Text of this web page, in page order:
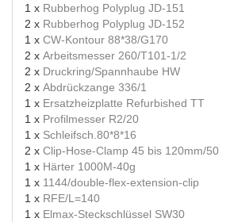
1 x Rubberhog Polyplug JD-151
2 x Rubberhog Polyplug JD-152
1 x CW-Kontour 88*38/G170
2 x Arbeitsmesser 260/T101-1/2
2 x Druckring/Spannhaube HW
2 x Abdrückzange 336/1
1 x Ersatzheizplatte Refurbished TT
1 x Profilmesser R2/20
1 x Schleifsch.80*8*16
2 x Clip-Hose-Clamp 45 bis 120mm/50
1 x Härter 1000M-40g
1 x 1144/double-flex-extension-clip
1 x RFE/L=140
1 x Elmax-Steckschlüssel SW30